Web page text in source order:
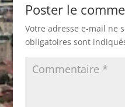
Poster le
Votre adresse e-mail ne
obligatoires sont